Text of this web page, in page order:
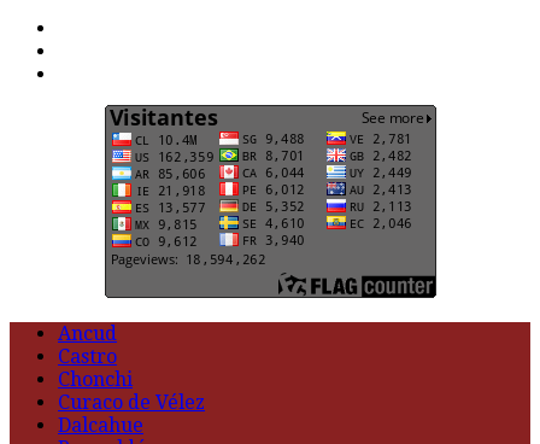
Ancud
Castro
Chonchi
Curaco de Vélez
Dalcahue